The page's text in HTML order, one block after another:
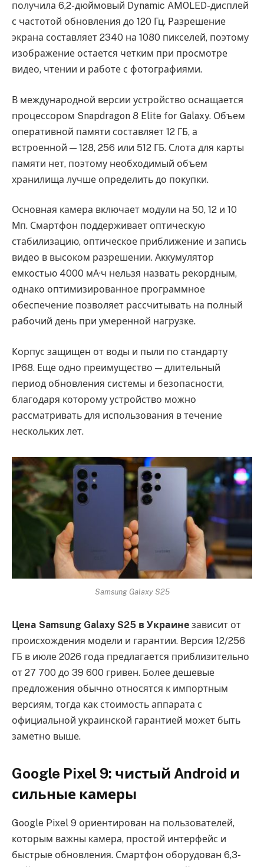
получила 6,2-дюймовый Dynamic AMOLED-дисплей
с частотой обновления до 120 Гц. Разрешение
экрана составляет 2340 на 1080 пикселей, поэтому
изображение остается четким при просмотре
видео, чтении и работе с фотографиями.
В международной версии устройство оснащается
процессором Snapdragon 8 Elite for Galaxy. Объем
оперативной памяти составляет 12 ГБ, а
встроенной — 128, 256 или 512 ГБ. Слота для карты
памяти нет, поэтому необходимый объем
хранилища лучше определить до покупки.
Основная камера включает модули на 50, 12 и 10
Мп. Смартфон поддерживает оптическую
стабилизацию, оптическое приближение и запись
видео в высоком разрешении. Аккумулятор
емкостью 4000 мА·ч нельзя назвать рекордным,
однако оптимизированное программное
обеспечение позволяет рассчитывать на полный
рабочий день при умеренной нагрузке.
Корпус защищен от воды и пыли по стандарту
IP68. Еще одно преимущество — длительный
период обновления системы и безопасности,
благодаря которому устройство можно
рассматривать для использования в течение
нескольких лет.
Samsung Galaxy S25
Цена Samsung Galaxy S25 в Украине зависит от
происхождения модели и гарантии. Версия 12/256
ГБ в июле 2026 года предлагается приблизительно
от 27 700 до 39 600 гривен. Более дешевые
предложения обычно относятся к импортным
версиям, тогда как стоимость аппарата с
официальной украинской гарантией может быть
заметно выше.
Google Pixel 9: чистый Android и
сильные камеры
Google Pixel 9 ориентирован на пользователей,
которым важны камера, простой интерфейс и
быстрые обновления. Смартфон оборудован 6,3-